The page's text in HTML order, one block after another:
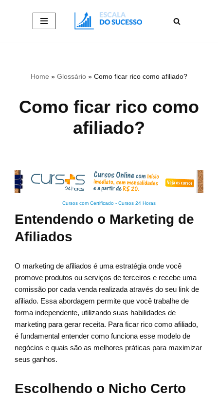
Home » Glossário » Como ficar rico como afiliado?
Como ficar rico como
afiliado?
Cursos com Certificado - Cursos 24 Horas
Entendendo o Marketing de
Afiliados
O marketing de afiliados é uma estratégia onde você
promove produtos ou serviços de terceiros e recebe uma
comissão por cada venda realizada através do seu link de
afiliado. Essa abordagem permite que você trabalhe de
forma independente, utilizando suas habilidades de
marketing para gerar receita. Para ficar rico como afiliado,
é fundamental entender como funciona esse modelo de
negócios e quais são as melhores práticas para maximizar
seus ganhos.
Escolhendo o Nicho Certo